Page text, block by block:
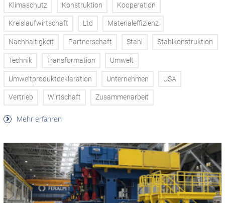
Klimaschutz Konstruktion Kooperation
Kreislaufwirtschaft Ltd Materialeffizienz
Nachhaltigkeit Partnerschaft Stahl Stahlkonstruktion
Technik Transformation Umwelt
Umweltproduktdeklaration Unternehmen USA
Vertrieb Wirtschaft Zusammenarbeit
Mehr erfahren